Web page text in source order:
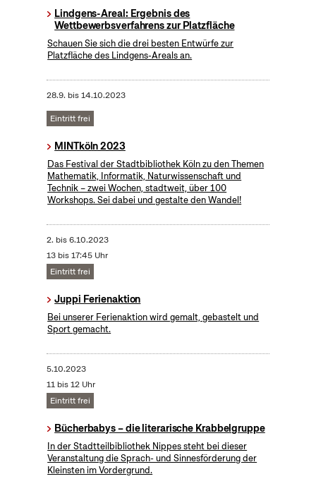
Lindgens-Areal: Ergebnis des
Wettbewerbsverfahrens zur Platzfläche
Schauen Sie sich die drei besten Entwürfe zur
Platzfläche des Lindgens-Areals an.
28.9. bis14.10.2023
Eintritt frei
MINTköln 2023
Das Festival der Stadtbibliothek Köln zu den Themen
Mathematik, Informatik, Naturwissenschaft und
Technik – zwei Wochen, stadtweit, über 100
Workshops. Sei dabei und gestalte den Wandel!
2. bis6.10.2023
13 bis 17:45 Uhr
Eintritt frei
Juppi Ferienaktion
Bei unserer Ferienaktion wird gemalt, gebastelt und
Sport gemacht.
5.10.2023
11 bis 12 Uhr
Eintritt frei
Bücherbabys – die literarische Krabbelgruppe
In der Stadtteilbibliothek Nippes steht bei dieser
Veranstaltung die Sprach- und Sinnesförderung der
Kleinsten im Vordergrund.